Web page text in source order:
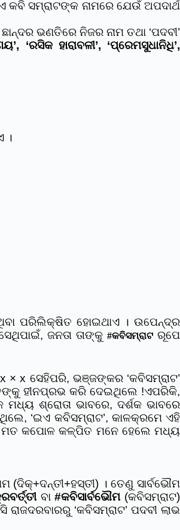
କବି ସମ୍ରାଟଙ୍କ ନାମରେ ଯେଉଁ ଅପଦାର୍ଥ
ଭଣତିରେ ନିଜର ନାମ ତଥା ‘ପଦବୀ’
‘ରସିକ ହାରାବଳୀ’, ‘ପ୍ରେମସୁଧାନିଧି’,
।
ପରିଲିକ୍ଷିତ ହୋଇଥାଏ ।ଉପେନ୍ଦ୍ର
ଜନତା ତାଙ୍କୁ #କବିସମ୍ରାଟ ରୂପେ
x ସେହିପରି, ଭଞ୍ଜଙ୍କର ‘କବିସମ୍ରାଟ’
ହୀନପ୍ରଭ କରି ଦେଇଥିଲେ !ଏପରିକି,
ଶ୍ରୋତା ଭାବରେ, ଦର୍ଶକ ଭାବରେ
‘ଇଏ କବିସମ୍ରାଟ’, କାଳକ୍ରମେ ଏହି
ମତ କପୋଳ କଳ୍ପିତ ମନେ ହେଲେ ମଧ୍ୟ
(ଦିକ୍+ଦନ୍ତୀ+ହସ୍ତୀ) । ତେଣୁ ସାର୍ବଭୌମ
ବା#କବିସାର୍ବଭୌମ(କବିସମ୍ରାଟ)
‘କବିସମ୍ରାଟ’ ପଦବୀ ଲାଭ